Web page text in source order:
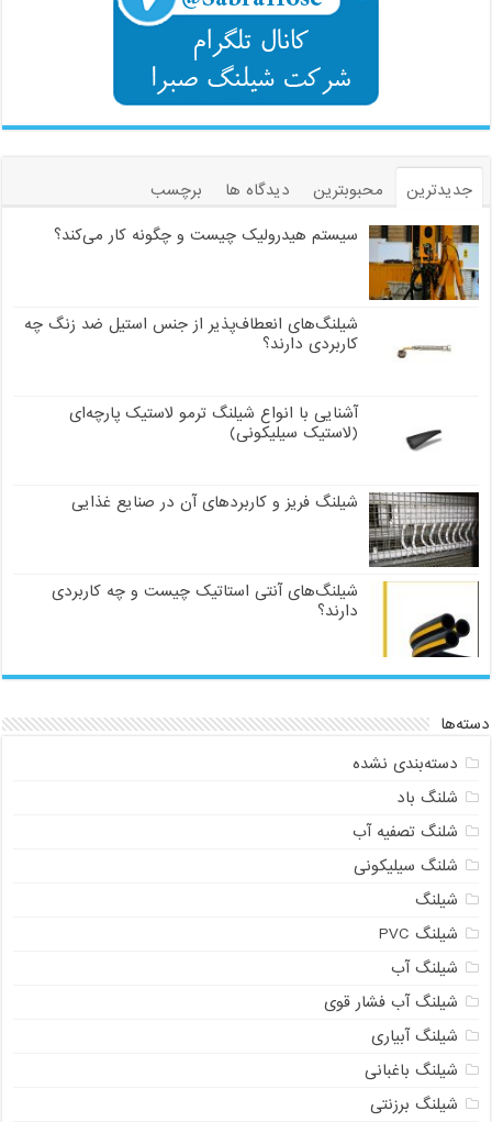
جدیدترین محبوبترین دیدگاه ها
برچسب
سیستم هیدرولیک چیست و چگونه کار می‌کند؟
شیلنگ‌های انعطاف‌پذیر از جنس استیل ضد زنگ چه
کاربردی دارند؟
آشنایی با انواع شیلنگ ترمو لاستیک پارچه‌ای
(لاستیک سیلیکونی)
شیلنگ فریز و کاربردهای آن در صنایع غذایی
شیلنگ‌های آنتی استاتیک چیست و چه کاربردی
دارند؟
دسته‌ها
دسته‌بندی نشده
شلنگ باد
شلنگ تصفیه آب
شلنگ سیلیکونی
شیلنگ
شیلنگ PVC
شیلنگ آب
شیلنگ آب فشار قوی
شیلنگ آبیاری
شیلنگ باغبانی
شیلنگ برزنتی